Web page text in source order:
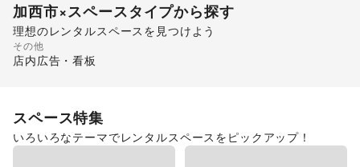
加西市×スペースタイプから探す
理想のレンタルスペースを見つけよう
ショッピングモール
その他
店内広告・看板
スペース特集
いろいろなテーマでレンタルスペースをピックアップ！